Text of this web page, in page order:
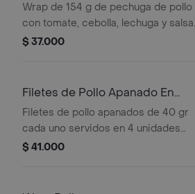
Wrap de 154 g de pechuga de pollo
con tomate, cebolla, lechuga y salsa
blanca + papas medianas (corral o en
$ 37.000
Filetes de Pollo Apanado En
Combo
Filetes de pollo apanados de 40 gr
cada uno servidos en 4 unidades
acompañados de miel mostaza +
$ 41.000